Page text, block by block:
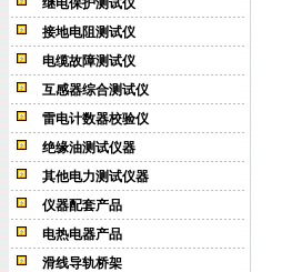
继电保护测试仪
接地电阻测试仪
电缆故障测试仪
互感器综合测试仪
雷电计数器校验仪
绝缘油测试仪器
其他电力测试仪器
仪器配套产品
电热电器产品
滑线导轨桥架